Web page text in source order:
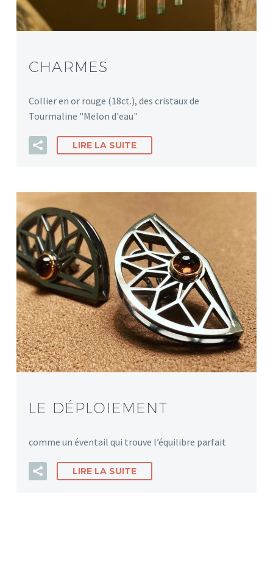
CHARMES
Collier en or rouge (18ct.), des cristaux de
Tourmaline "Melon d'eau"
LIRE LA SUITE
LE DÉPLOIEMENT
comme un éventail qui trouve l’équilibre parfait
LIRE LA SUITE